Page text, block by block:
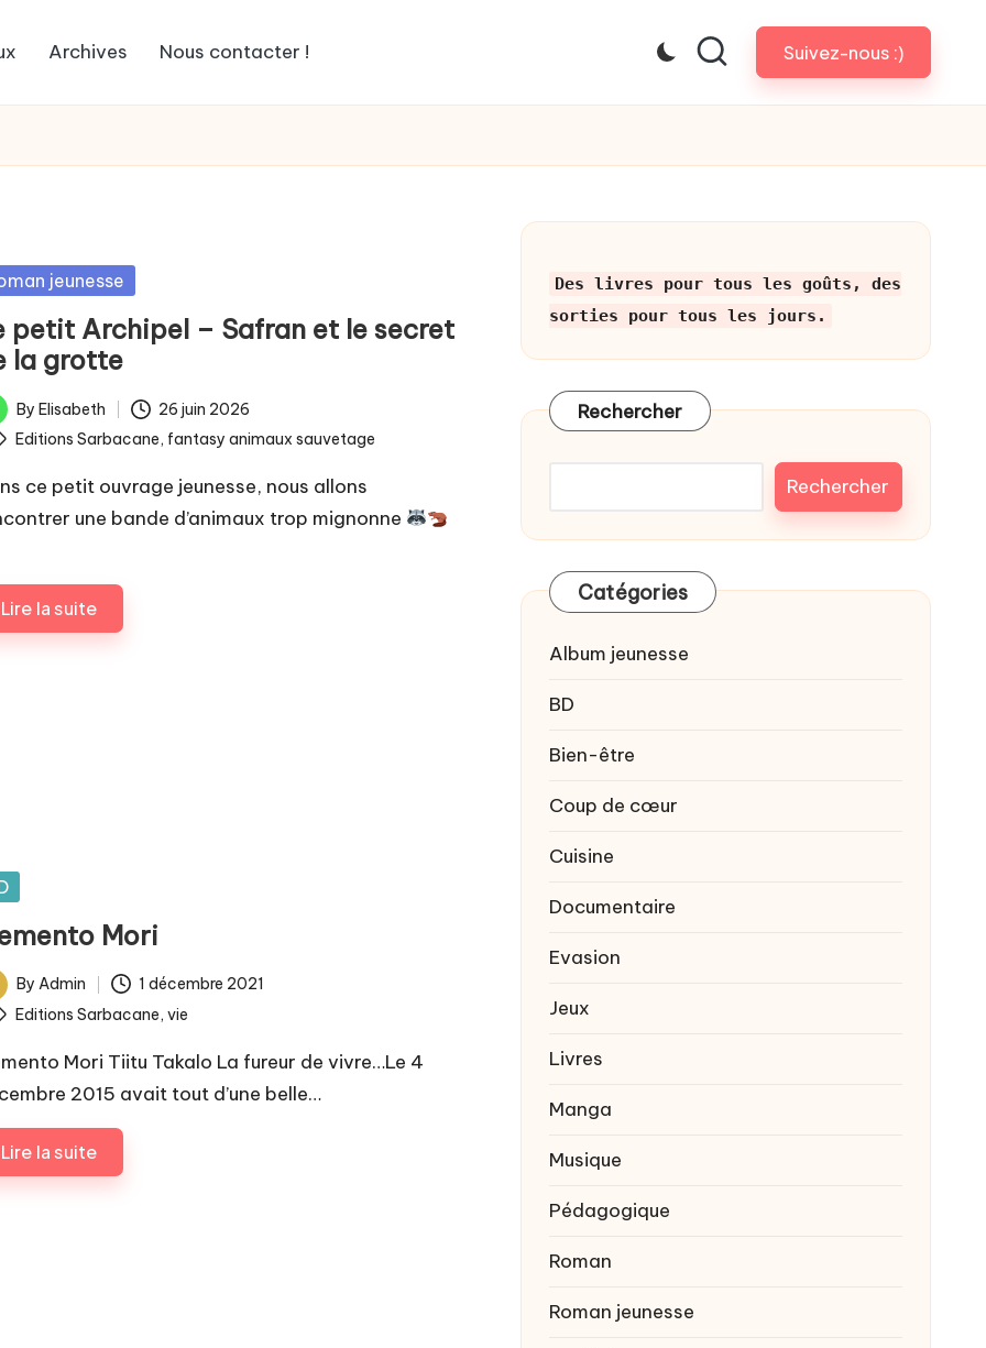
Archives Nous contacter ! Suivez-nous :)
jeunesse
petit Archipel – Safran et le secret
la grotte
By Elisabeth 26 juin 2026
Editions Sarbacane, fantasy animaux sauvetage
ce petit ouvrage jeunesse, nous allons
une bande d’animaux trop mignonne
Lire la suite
Mori
By Admin 1 décembre 2021
Editions Sarbacane, vie
Mori Tiitu Takalo La fureur de vivre…Le 4
2015 avait tout d’une belle…
Lire la suite
Des livres pour tous les goûts, des
sorties pour tous les jours.
Rechercher
Rechercher
Catégories
Album jeunesse
BD
Bien-être
Coup de cœur
Cuisine
Documentaire
Evasion
Jeux
Livres
Manga
Musique
Pédagogique
Roman
Roman jeunesse